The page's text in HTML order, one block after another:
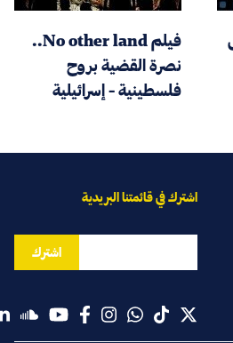
فيلم No other land..
نصرة القضية بروح
فلسطينية - إسرائيلية
اشترك في قائمتنا البريدية
اشترك